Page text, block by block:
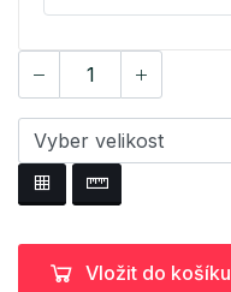
Vložit do košíku